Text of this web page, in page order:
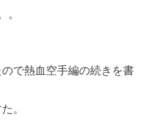
。
で熱血空手編の続きを書
。